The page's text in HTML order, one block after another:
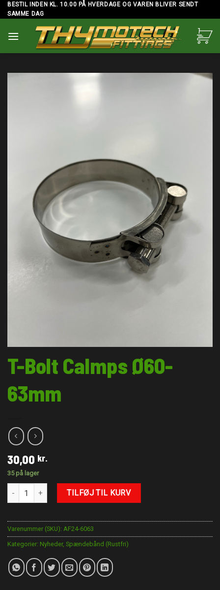
Skip
to
BESTIL INDEN KL. 10.00 PÅ HVERDAGE OG VAREN BLIVER SENDT
SAMME DAG
T-Bolt Calmps Ø60-
63mm
30,00 kr.
35 på lager
T-Bolt Calmps Ø60-63mm antal
TILFØJ TIL KURV
Varenummer (SKU): AF24-6063
Kategorier: Nyheder, Spændebånd (Rustfri)